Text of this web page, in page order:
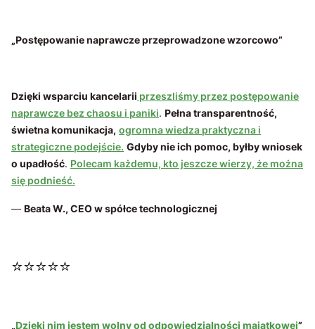
„Postępowanie naprawcze przeprowadzone wzorcowo”
Dzięki wsparciu kancelarii przeszliśmy przez postępowanie
naprawcze bez chaosu i paniki. Pełna transparentność,
świetna komunikacja, ogromna wiedza praktyczna i
strategiczne podejście. Gdyby nie ich pomoc, byłby wniosek
o upadłość. Polecam każdemu, kto jeszcze wierzy, że można
się podnieść.
— Beata W., CEO w spółce technologicznej
⭐⭐⭐⭐⭐
„Dzięki nim jestem wolny od odpowiedzialności majątkowej”